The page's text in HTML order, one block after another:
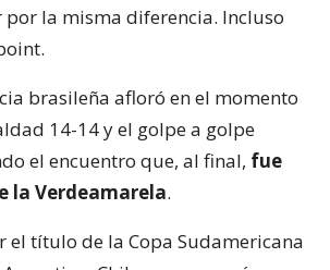
por la misma diferencia. Incluso
brasileña afloró en el momento
14-14 y el golpe a golpe
el encuentro que, al final, fue
la Verdeamarela.
el título de la Copa Sudamericana